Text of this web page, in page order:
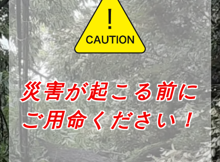
災害が起こる前に
ご用命ください！